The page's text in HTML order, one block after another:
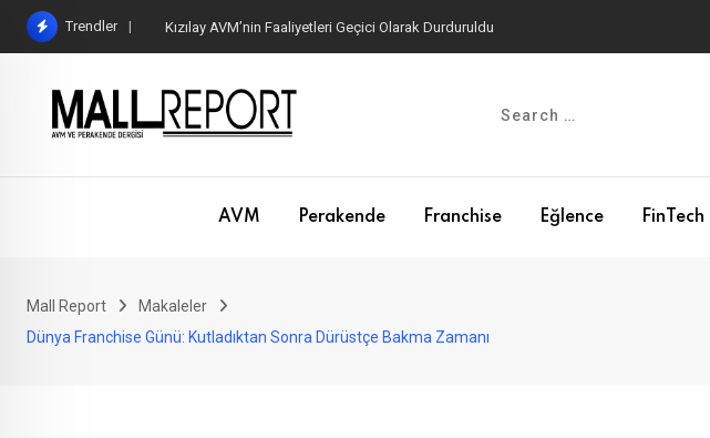
Skip
Trendler Kızılay AVM’nin Faaliyetleri Geçici Olarak Durduruldu
AVM Perakende Franchise Eğlence FinTech
Mall Report
Makaleler
Dünya Franchise Günü: Kutladıktan Sonra Dürüstçe Bakma Zamanı